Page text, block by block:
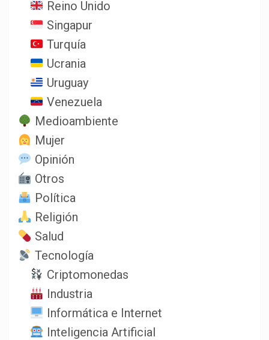
Reino Unido
Singapur
Turquía
Ucrania
Uruguay
Venezuela
Medioambiente
Mujer
Opinión
Otros
Política
Religión
Salud
Tecnología
Criptomonedas
Industria
Informática e Internet
Inteligencia Artificial